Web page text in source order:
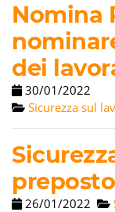
Nomina
dei
30/01/2022
Sicurezza sul
26/01/2022